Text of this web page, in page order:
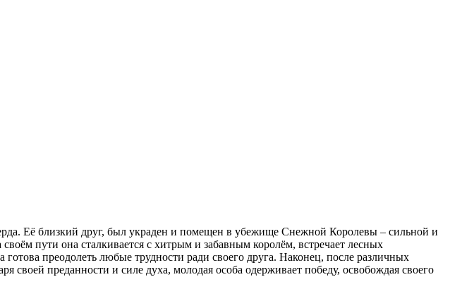
Её близкий друг, был украден и помещен в убежище Снежной Королевы – сильной и
пути она сталкивается с хитрым и забавным королём, встречает лесных
преодолеть любые трудности ради своего друга. Наконец, после различных
своей преданности и силе духа, молодая особа одерживает победу, освобождая своего